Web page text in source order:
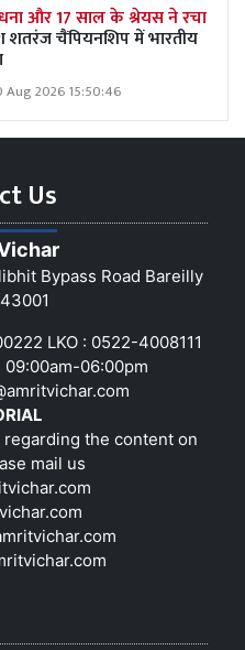
और 17 साल के श्रेयस ने रचा
शतरंज चैंपियनशिप में भारतीय
Aug 2026 15:50:46
Us
Bypass Road Bareilly
LKO : 0522-4008111
06:00pm
the content on
mail us